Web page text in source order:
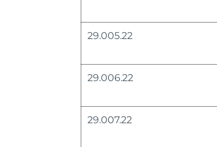
29.005.22
29.006.22
29.007.22